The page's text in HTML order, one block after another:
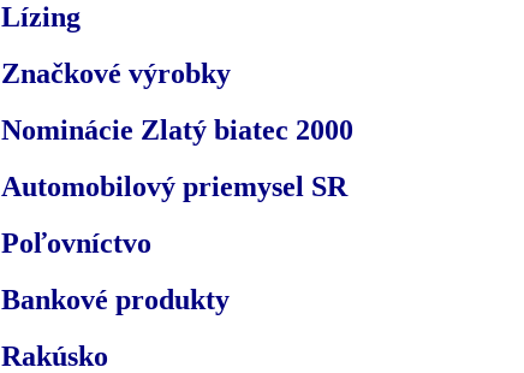
Lízing
Značkové výrobky
Nominácie Zlatý biatec 2000
Automobilový priemysel SR
Poľovníctvo
Bankové produkty
Rakúsko